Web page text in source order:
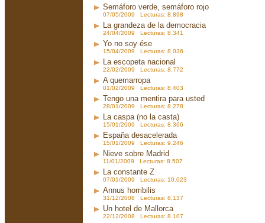
Semáforo verde, semáforo rojo
07/05/2009 Lecturas: 8.898
La grandeza de la democracia
24/04/2009 Lecturas: 8.341
Yo no soy ése
15/04/2009 Lecturas: 8.036
La escopeta nacional
22/02/2009 Lecturas: 8.772
A quemarropa
01/02/2009 Lecturas: 8.403
Tengo una mentira para usted
28/01/2009 Lecturas: 8.278
La caspa (no la casta)
15/01/2009 Lecturas: 8.366
España desacelerada
15/01/2009 Lecturas: 9.246
Nieve sobre Madrid
11/01/2009 Lecturas: 8.507
La constante Z
07/01/2009 Lecturas: 10.023
Annus horribilis
31/12/2008 Lecturas: 8.137
Un hotel de Mallorca
22/12/2008 Lecturas: 8.107